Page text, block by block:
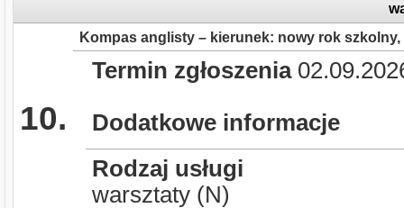
10.
Kompas anglisty – kierunek: nowy rok
Termin zgłoszenia
Dodatkowe informacje
Rodzaj usługi
warsztaty (N)